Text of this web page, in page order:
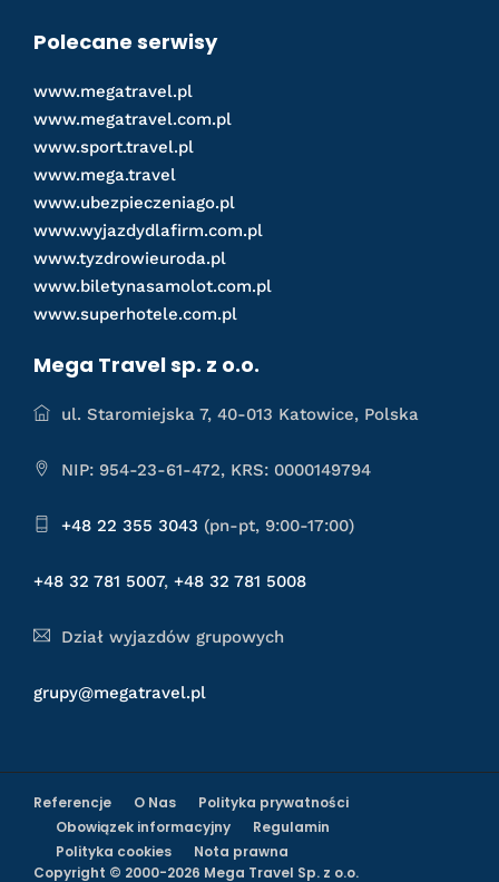
Polecane serwisy
www.megatravel.pl
www.megatravel.com.pl
www.sport.travel.pl
www.mega.travel
www.ubezpieczeniago.pl
www.wyjazdydlafirm.com.pl
www.tyzdrowieuroda.pl
www.biletynasamolot.com.pl
www.superhotele.com.pl
Mega Travel sp. z o.o.
ul. Staromiejska 7, 40-013 Katowice, Polska
NIP: 954-23-61-472, KRS: 0000149794
+48 22 355 3043 (pn-pt, 9:00-17:00)
+48 32 781 5007, +48 32 781 5008
Dział wyjazdów grupowych
grupy@megatravel.pl
Referencje O Nas
Polityka prywatności
Obowiązek informacyjny
Regulamin
Polityka cookies
Nota prawna
Copyright © 2000-2026 Mega Travel Sp. z o.o.